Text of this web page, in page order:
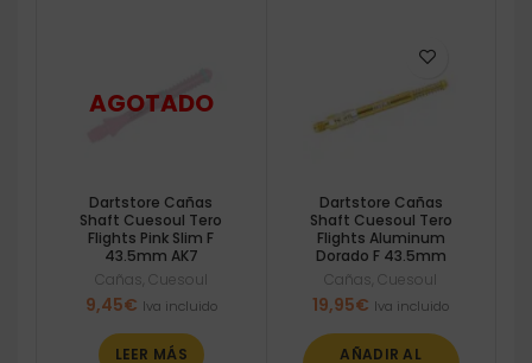
Dartstore Cañas
Shaft Cuesoul Tero
Flights Pink Slim F
43.5mm AK7
Cañas Cuesoul
9,45€ Iva incluido
LEER MÁS
Dartstore Cañas
Shaft Cuesoul Tero
Flights Aluminum
Dorado F 43.5mm
Cañas ,Cuesoul
19,95€ Iva incluido
AÑADIR AL